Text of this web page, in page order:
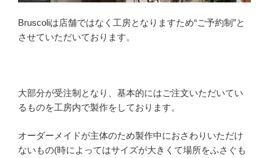
Bruscoliは店舗ではなく工房となりますため“ご予約制”と
させていただいております。
大部分が受注制となり、基本的にはご注文いただいてい
るものを工房内で製作をしております。
オーダーメイドが主体のため製作中におさわりいただけ
ないもの(時によってはサイズが大きくて場所をふさぐも